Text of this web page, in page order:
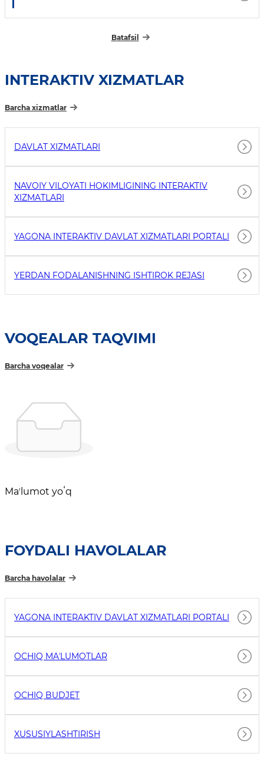
Batafsil
INTERAKTIV XIZMATLAR
Barcha xizmatlar
DAVLAT XIZMATLARI
NAVOIY VILOYATI HOKIMLIGINING INTERAKTIV
XIZMATLARI
YAGONA INTERAKTIV DAVLAT XIZMATLARI PORTALI
YERDAN FODALANISHNING ISHTIROK REJASI
VOQEALAR TAQVIMI
Barcha voqealar
Maʼlumot yoʻq
FOYDALI HAVOLALAR
Barcha havolalar
YAGONA INTERAKTIV DAVLAT XIZMATLARI PORTALI
OCHIQ MAʼLUMOTLAR
OCHIQ BUDJET
XUSUSIYLASHTIRISH